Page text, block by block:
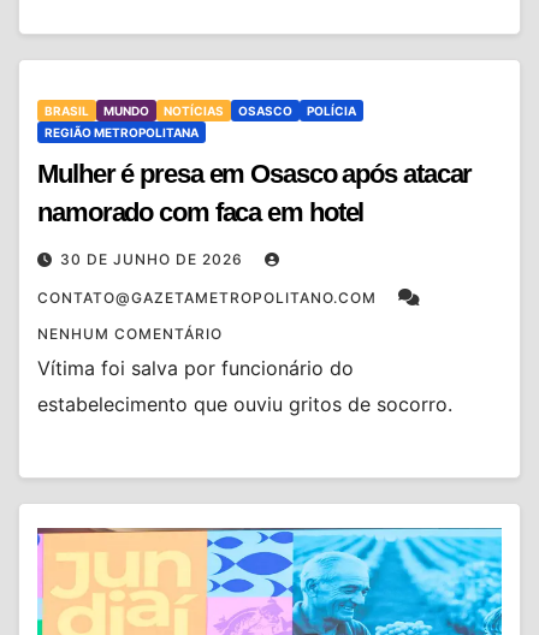
BRASIL MUNDO NOTÍCIAS OSASCO
POLÍCIA
REGIÃO METROPOLITANA
Mulher é presa em Osasco após atacar
namorado com faca em hotel
30 DE JUNHO DE 2026
CONTATO@GAZETAMETROPOLITANO.COM
NENHUM COMENTÁRIO
Vítima foi salva por funcionário do
estabelecimento que ouviu gritos de socorro.